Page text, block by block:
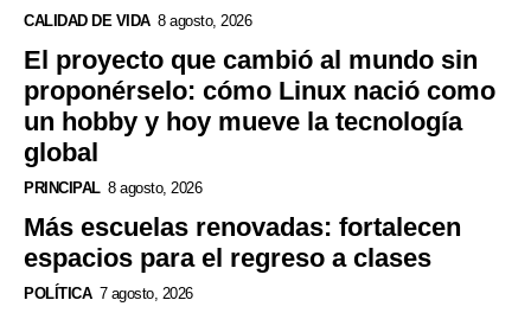
CALIDAD DE VIDA 8 agosto, 2026
El proyecto que cambió al mundo sin
proponérselo: cómo Linux nació como
un hobby y hoy mueve la tecnología
global
PRINCIPAL 8 agosto, 2026
Más escuelas renovadas: fortalecen
espacios para el regreso a clases
POLÍTICA 7 agosto, 2026